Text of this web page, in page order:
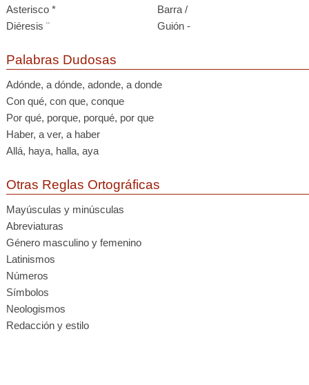
Asterisco *
Barra /
Diéresis ¨
Guión -
Palabras Dudosas
Adónde, a dónde, adonde, a donde
Con qué, con que, conque
Por qué, porque, porqué, por que
Haber, a ver, a haber
Allá, haya, halla, aya
Otras Reglas Ortográficas
Mayúsculas y minúsculas
Abreviaturas
Género masculino y femenino
Latinismos
Números
Símbolos
Neologismos
Redacción y estilo